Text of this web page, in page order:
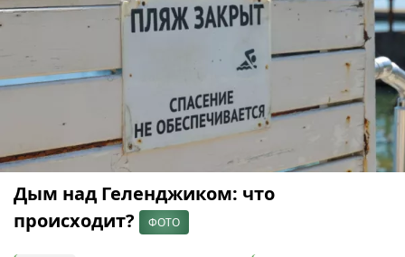
Дым над Геленджиком: что
происходит?
ФОТО